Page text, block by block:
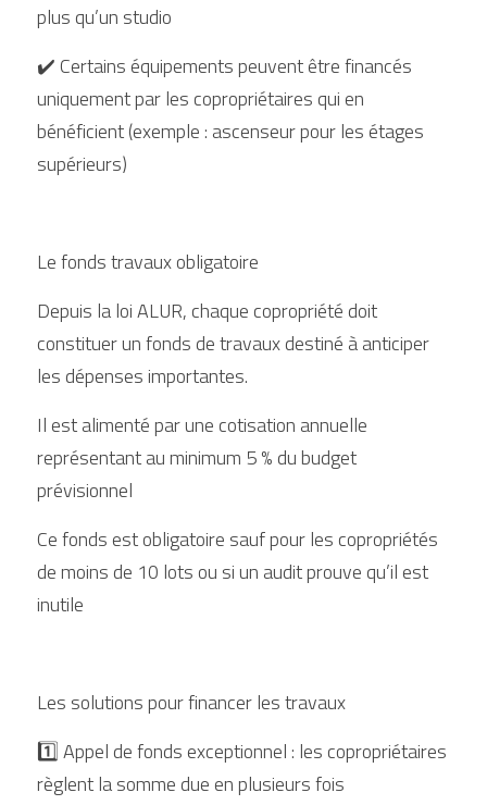
plus qu’un studio
✔️ Certains équipements peuvent être financés
uniquement par les copropriétaires qui en
bénéficient (exemple : ascenseur pour les étages
supérieurs)
Le fonds travaux obligatoire
Depuis la loi ALUR, chaque copropriété doit
constituer un fonds de travaux destiné à anticiper
les dépenses importantes.
Il est alimenté par une cotisation annuelle
représentant au minimum 5 % du budget
prévisionnel
Ce fonds est obligatoire sauf pour les copropriétés
de moins de 10 lots ou si un audit prouve qu’il est
inutile
Les solutions pour financer les travaux
1️⃣ Appel de fonds exceptionnel : les copropriétaires
règlent la somme due en plusieurs fois